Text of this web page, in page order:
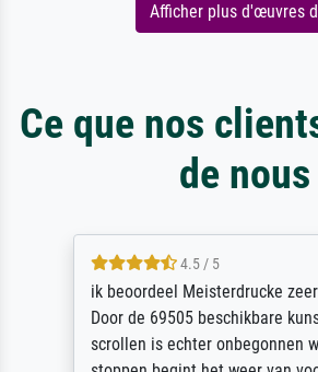
Afficher plus d'œuvres
Ce que nos
de nous
4.5 / 5
ik beoordeel Meisterdrucke
Door de 69505 beschikbare
scrollen is echter onbegonnen